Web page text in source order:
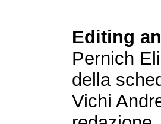
Editing
Pernich
della
Vichi